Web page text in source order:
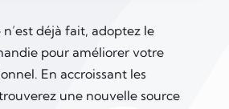
déjà fait, adoptez le
pour améliorer votre
En accroissant les
une nouvelle source